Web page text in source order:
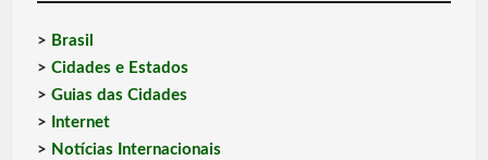
> Brasil
> Cidades e Estados
> Guias das Cidades
>
Internet
> Notícias Internacionais